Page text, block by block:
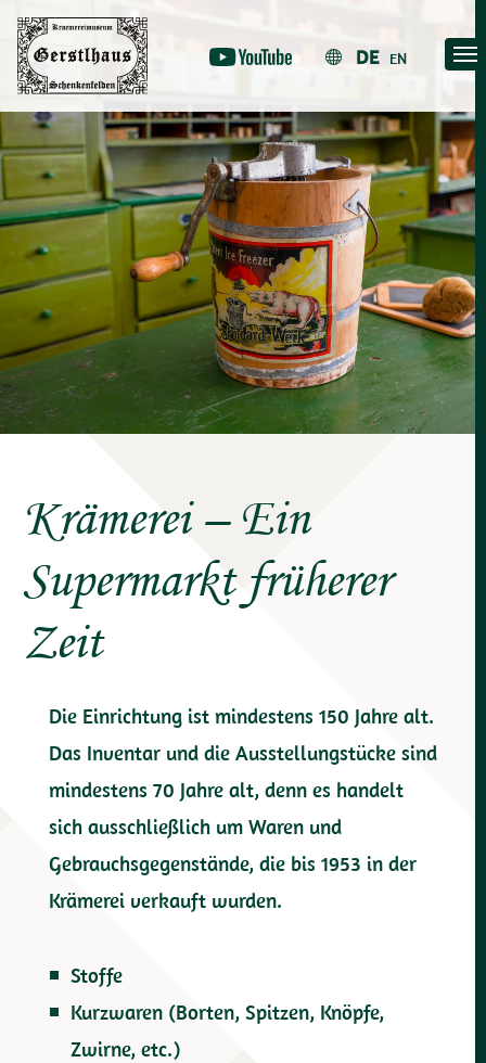
Skip
content
DE EN
Krämerei – Ein
Supermarkt früherer
Zeit
Die Einrichtung ist mindestens 150 Jahre alt.
Das Inventar und die Ausstellungstücke sind
mindestens 70 Jahre alt, denn es handelt
sich ausschließlich um Waren und
Gebrauchsgegenstände, die bis 1953 in der
Krämerei verkauft wurden.
Stoffe
Kurzwaren (Borten, Spitzen, Knöpfe,
Zwirne, etc.)